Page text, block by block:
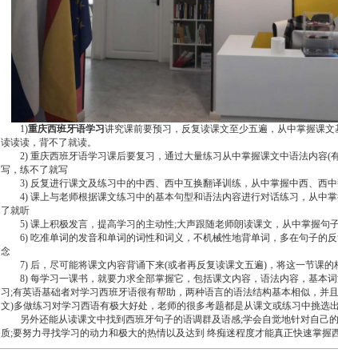
1)重庆西班牙语学习讲究课前要预习，反复读课文至少五遍，从中掌握课
读读读，背不了就读。
2) 重庆西班牙语学习课后要复习，通过大量练习从中掌握课文中语法内容(
写，练不了就写
3) 反复进行课文及练习中的中西、西中互换翻译训练，从中掌握中西、西
4) 课上与老师根据课文练习中的基本句型和语法内容进行对话练习，从中
了就听
5) 课上积极发言，提高学习的主动性;大声跟随老师朗读课文，从中掌握句
6) 吃准单词的发音和单词的词性和词义，不机械性地背单词，多在句子的
念
7) 后，尽可能将课文内容背诵下来(或者再反复读课文五遍)，将这一节课
8) 每学习一课书，就要力求全部掌握它，包括课文内容，语法内容，基本
习;有英语基础者对学习西班牙语很有帮助，两种语言的语法结构基本相似，并
文)多做练习对学习西语有极大好处，老师的很多考题都是从课文或练习中挑选
另外还能从读课文中找到西班牙句子的语调群及语感;学会自觉地针对自己
质;要努力寻找学习的动力和极大的热情以及达到 终痴迷程度才能真正快速掌握